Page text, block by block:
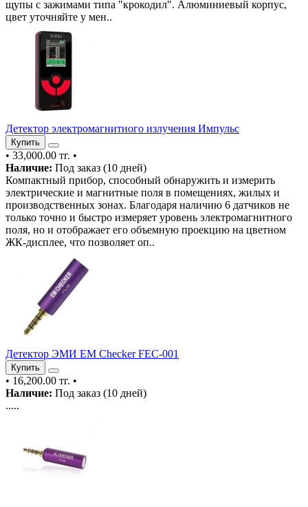
щупы с зажимами типа "крокодил". Алюминиевый корпус,
цвет уточняйте у мен..
Детектор электромагнитного излучения Импульс
Купить
• 33,000.00 тг. •
Наличие: Под заказ (10 дней)
Компактный прибор, способный обнаружить и измерить
электрические и магнитные поля в помещениях, жилых и
производственных зонах. Благодаря наличию 6 датчиков не
только точно и быстро измеряет уровень электромагнитного
поля, но и отображает его объемную проекцию на цветном
ЖК-дисплее, что позволяет оп..
Детектор ЭМИ EM Checker FEC-001
Купить
• 16,200.00 тг. •
Наличие: Под заказ (10 дней)
.....